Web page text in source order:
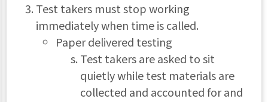
Test takers must stop working
immediately when time is called.
Paper delivered testing
Test takers are asked to sit
quietly while test materials are
collected and accounted for and